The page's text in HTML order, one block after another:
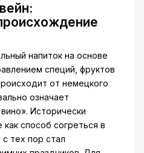
напиток на основе
специй, фруктов
от немецкого
означает
Исторически
как способ согреться в
тех пор стал